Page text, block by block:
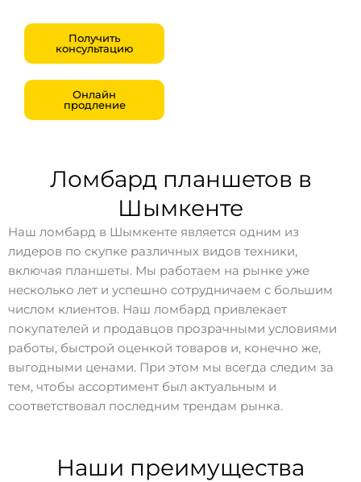
Получить
консультацию
Онлайн
продление
Ломбард планшетов в
Шымкенте
Наш ломбард в Шымкенте является одним из
лидеров по скупке различных видов техники,
включая планшеты. Мы работаем на рынке уже
несколько лет и успешно сотрудничаем с большим
числом клиентов. Наш ломбард привлекает
покупателей и продавцов прозрачными условиями
работы, быстрой оценкой товаров и, конечно же,
выгодными ценами. При этом мы всегда следим за
тем, чтобы ассортимент был актуальным и
соответствовал последним трендам рынка.
Наши преимущества